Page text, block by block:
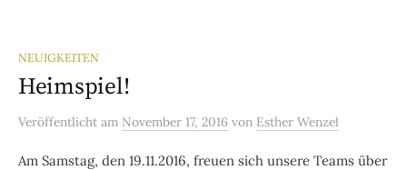
NEUIGKEITEN
Heimspiel!
Veröffentlicht am November 17, 2016 von Esther Wenzel
Am Samstag, den 19.11.2016, freuen sich unsere Teams über